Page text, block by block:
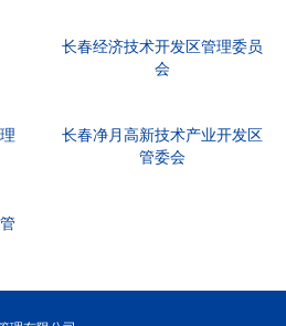
长春经济技术开发区管理委员
会
长春净月高新技术产业开发区
管委会